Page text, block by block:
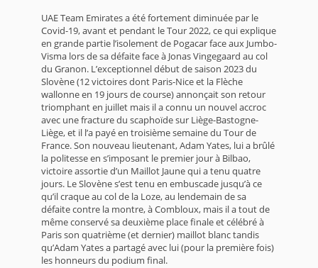
UAE Team Emirates a été fortement diminuée par le
Covid-19, avant et pendant le Tour 2022, ce qui explique
en grande partie l’isolement de Pogacar face aux Jumbo-
Visma lors de sa défaite face à Jonas Vingegaard au col
du Granon. L’exceptionnel début de saison 2023 du
Slovène (12 victoires dont Paris-Nice et la Flèche
wallonne en 19 jours de course) annonçait son retour
triomphant en juillet mais il a connu un nouvel accroc
avec une fracture du scaphoïde sur Liège-Bastogne-
Liège, et il l’a payé en troisième semaine du Tour de
France. Son nouveau lieutenant, Adam Yates, lui a brûlé
la politesse en s’imposant le premier jour à Bilbao,
victoire assortie d’un Maillot Jaune qui a tenu quatre
jours. Le Slovène s’est tenu en embuscade jusqu’à ce
qu’il craque au col de la Loze, au lendemain de sa
défaite contre la montre, à Combloux, mais il a tout de
même conservé sa deuxième place finale et célébré à
Paris son quatrième (et dernier) maillot blanc tandis
qu’Adam Yates a partagé avec lui (pour la première fois)
les honneurs du podium final.